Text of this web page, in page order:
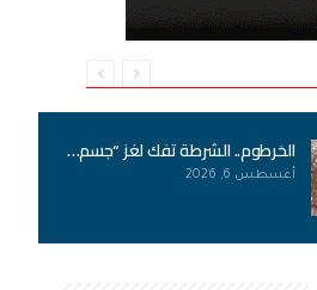
الخرطوم.. الشرطة تفك لغز “جسم…
أغسطس 6, 2026